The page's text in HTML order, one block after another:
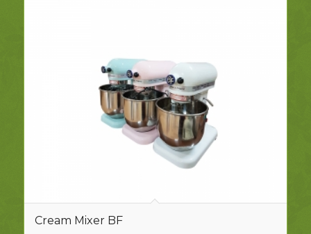
Cream Mixer BF